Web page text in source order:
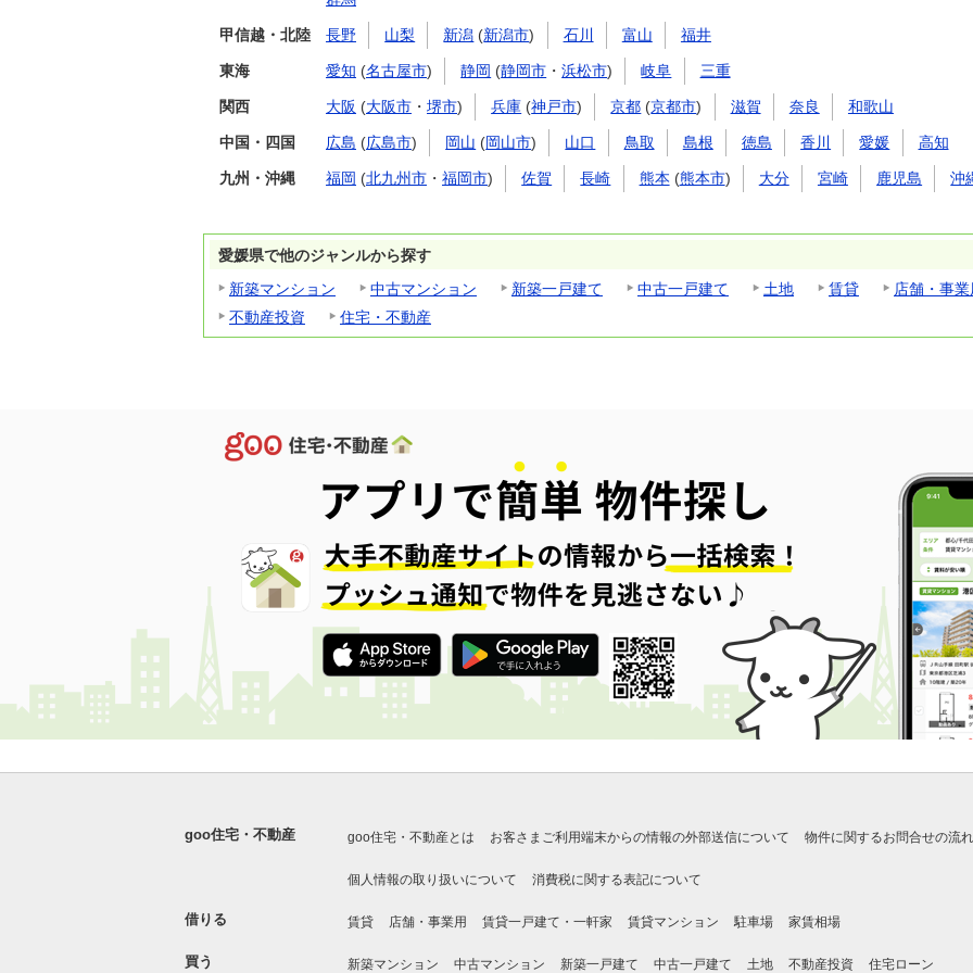
甲信越・北陸 長野 山梨 新潟 (新潟市) 石川 富山 福井
東海 愛知 (名古屋市) 静岡 (静岡市 ・浜松市) 岐阜 三重
関西 大阪 (大阪市 ・ 堺市) 兵庫 (神戸市) 京都 (京都市) 滋賀 奈良 和歌山
中国・四国 広島 (広島市) 岡山 (岡山市) 山口 鳥取 島根 徳島 香川 愛媛 高知
九州・沖縄 福岡 (北九州市 ・ 福岡市) 佐賀 長崎 熊本 (熊本市) 大分 宮崎 鹿児島 沖
愛媛県で他のジャンルから探す
新築マンション
中古マンション 新築一戸建て 中古一戸建て 土地 賃貸
店舗・事業
不動産投資
住宅・不動産
goo住宅・不動産 goo住宅・不動産とは お客さまご利用端末からの情報の外部送信について 物件に関するお問合せの流れ
個人情報の取り扱いについて 消費税に関する表記について
借りる 賃貸 店舗・事業用 賃貸一戸建て・一軒家 賃貸マンション 駐車場 家賃相場
買う 新築マンション 中古マンション 新築一戸建て 中古一戸建て 土地 不動産投資 住宅ローン